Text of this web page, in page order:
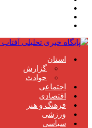
استان
گزارش
حوادث
اجتماعی
اقتصادی
فرهنگ و هنر
ورزشی
سیاسی